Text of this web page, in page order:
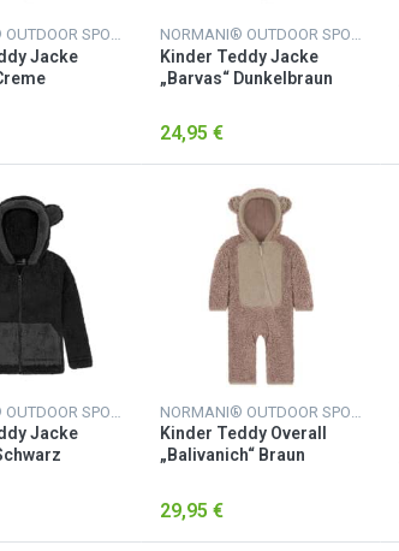
Jacke
Kinder Teddy Jacke
„Barvas“ Dunkelbraun
24,95 €
Jacke
Kinder Teddy Overall
„Balivanich“ Braun
29,95 €